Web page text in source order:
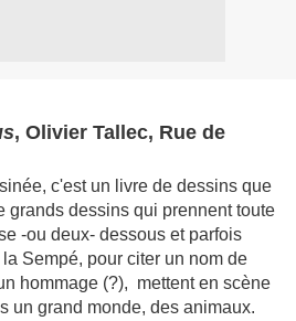
, Olivier Tallec, Rue de
c'est un livre de dessins que
grands dessins qui prennent toute
-ou deux- dessous et parfois
Sempé, pour citer un nom de
hommage (?), mettent en scène
un grand monde, des animaux.